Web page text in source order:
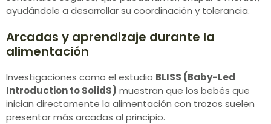
ayudándole a desarrollar su coordinación y tolerancia.
Arcadas y aprendizaje durante la
alimentación
Investigaciones como el estudio BLISS (Baby-Led
Introduction to SolidS) muestran que los bebés que
inician directamente la alimentación con trozos suelen
presentar más arcadas al principio.